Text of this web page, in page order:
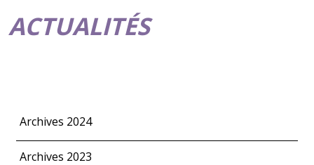
ACTUALITÉS
Archives 2024
Archives 2023